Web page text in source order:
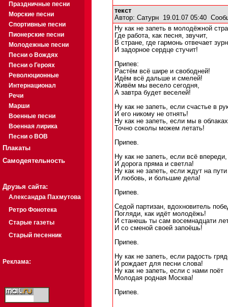
Праздничные песни
Морские песни
Спортивные песни
Пионерские песни
Молодежные песни
Песни о Вождях
Песни о Героях
Революционные
Интернационал
Речи
Марши
Военные песни
Военная лирика
Песни о ВОВ
Плакаты
Самодеятельность
Друзья сайта:
Александра Пахмутова
Ретро Фонотека
Старые газеты
Старый песенник
Реклама:
текст
Автор: Сатурн 19.01.07 05:40
Ну как не запеть в молодёжной
Где работа, как песня, звучит,
В стране, где гармонь отвечает
И задорное сердце стучит!
Припев:
Растём всё шире и свободней!
Идём всё дальше и смелей!
Живём мы весело сегодня,
А завтра будет веселей!
Ну как не запеть, если счастье в
И его никому не отнять!
Ну как не запеть, если мы в облаках
Точно соколы можем летать!
Припев.
Ну как не запеть, если всё впереди,
И дорога пряма и светла!
Ну как не запеть, если ждут на пути
И любовь, и большие дела!
Припев.
Седой партизан, вдохновитель
Погляди, как идёт молодёжь!
И станешь ты сам восемнадцати
И со сменой своей запоёшь!
Припев.
Ну как не запеть, если радость
И рождает для песни слова!
Ну как не запеть, если с нами поёт
Молодая родная Москва!
Припев.